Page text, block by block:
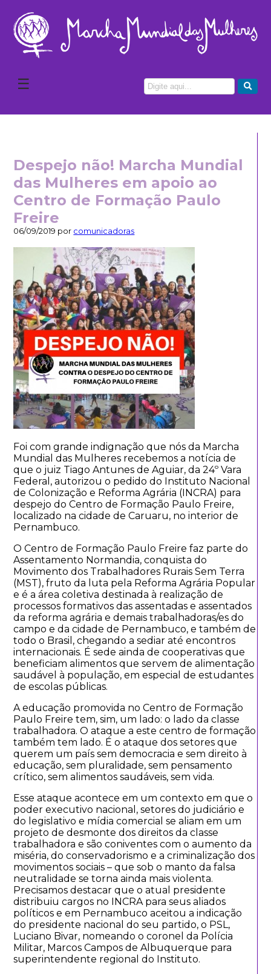
☰
Despejo não! Marcha Mundial
das Mulheres em apoio ao
Centro de Formação Paulo
Freire
06/09/2019 por comunicadoras
Foi com grande indignação que nós da Marcha
Mundial das Mulheres recebemos a notícia de
que o juiz Tiago Antunes de Aguiar, da 24º Vara
Federal, autorizou o pedido do Instituto Nacional
de Colonização e Reforma Agrária (INCRA) para
despejo do Centro de Formação Paulo Freire,
localizado na cidade de Caruaru, no interior de
Pernambuco.
O Centro de Formação Paulo Freire faz parte do
Assentamento Normandia, conquista do
Movimento dos Trabalhadores Rurais Sem Terra
(MST), fruto da luta pela Reforma Agrária Popular
e é a área coletiva destinada à realização de
processos formativos das assentadas e assentados
da reforma agrária e demais trabalhadoras/es do
campo e da cidade de Pernambuco, e também de
todo o Brasil, chegando a sediar até encontros
internacionais. É sede ainda de cooperativas que
beneficiam alimentos que servem de alimentação
saudável à população, em especial de estudantes
de escolas públicas.
A educação promovida no Centro de Formação
Paulo Freire tem, sim, um lado: o lado da classe
trabalhadora. O ataque a este centro de formação
também tem lado. É o ataque dos setores que
querem um país sem democracia e sem direito à
educação, sem pluralidade, sem pensamento
crítico, sem alimentos saudáveis, sem vida.
Esse ataque acontece em um contexto em que o
poder executivo nacional, setores do judiciário e
do legislativo e mídia comercial se aliam em um
projeto de desmonte dos direitos da classe
trabalhadora e são coniventes com o aumento da
miséria, do conservadorismo e a criminalização dos
movimentos sociais – que sob o manto da falsa
neutralidade se torna ainda mais violenta.
Precisamos destacar que o atual presidente
distribuiu cargos no INCRA para seus aliados
políticos e em Pernambuco aceitou a indicação
do presidente nacional do seu partido, o PSL,
Luciano Bivar, nomeando o coronel da Polícia
Militar, Marcos Campos de Albuquerque para
superintendente regional do Instituto.